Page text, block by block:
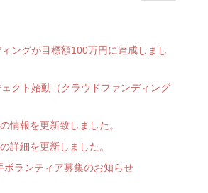
ングが目標額100万円に達成しまし
クト始動（クラウドファンディング
情報を更新致しました。
詳細を更新しました。
ボランティア募集のお知らせ